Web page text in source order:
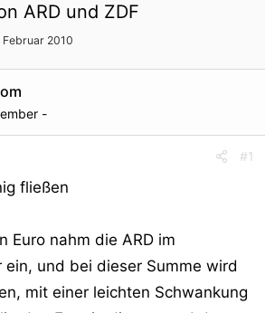
ARD und ZDF
Februar 2010
-
#1
fließen
Euro nahm die ARD im
ein, und bei dieser Summe wird
mit einer leichten Schwankung